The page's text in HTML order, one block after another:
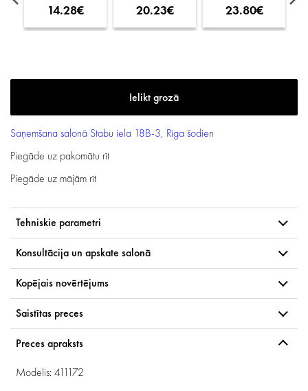
14.28€ 20.23€ 23.80€
Saņemšana salonā Stabu iela 18B-3, Rīga šodien
Piegāde uz pakomātu rīt
Piegāde uz mājām rīt
Tehniskie parametri
Konsultācija un apskate salonā
Kopējais novērtējums
Saistītas preces
Preces apraksts
Modelis: 411172